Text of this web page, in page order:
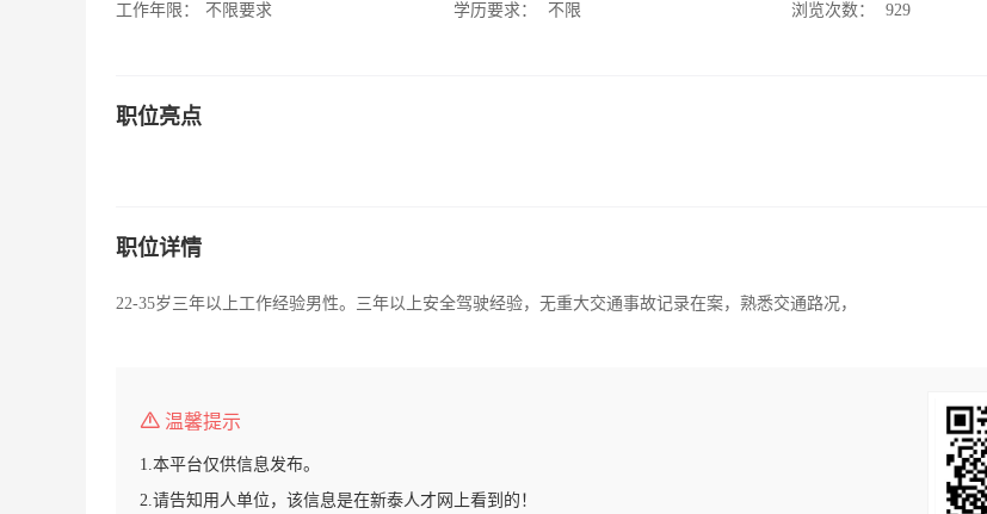
工作年限：
不限要求
学历要求：
不限
浏览次数：
929
职位亮点
职位详情
22-35岁三年以上工作经验男性。三年以上安全驾驶经验，无重大交通事故记录在案，熟悉交通路况，
温馨提示
1.本平台仅供信息发布。
2.请告知用人单位，该信息是在新泰人才网上看到的！